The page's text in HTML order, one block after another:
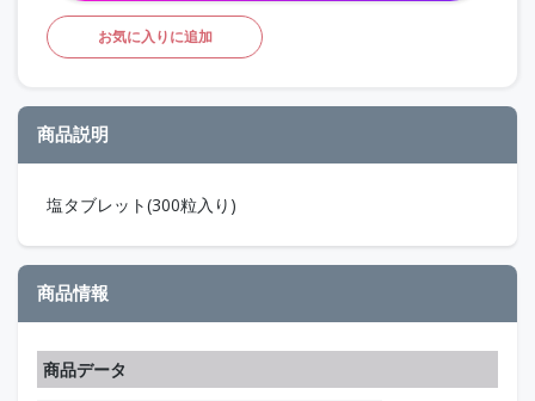
お気に入りに追加
商品説明
塩タブレット(300粒入り)
商品情報
商品データ